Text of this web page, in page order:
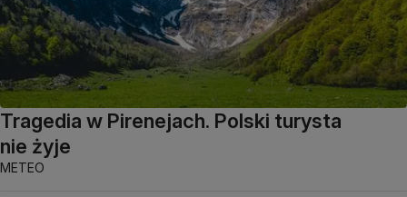
Tragedia w Pirenejach. Polski turysta
nie żyje
METEO